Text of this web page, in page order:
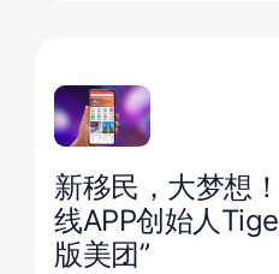
新移民，大梦想
线APP创始人
版美团”